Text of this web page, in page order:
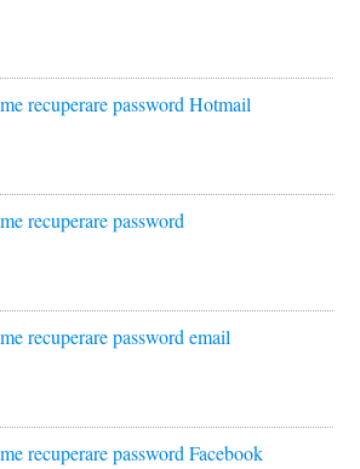
recuperare password Hotmail
recuperare password
recuperare password email
recuperare password Facebook